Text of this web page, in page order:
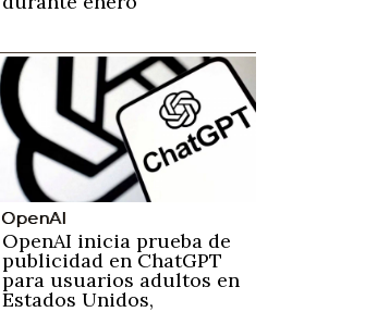
OpenAI
OpenAI inicia prueba de
publicidad en ChatGPT
para usuarios adultos en
Estados Unidos,